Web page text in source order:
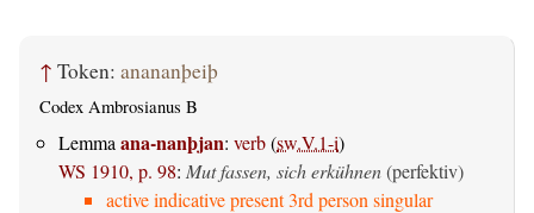
↑ Token: anananþeiþ
Codex Ambrosianus B
Lemma ana-nanþjan: verb(sw.V.1-i)
WS 1910, p. 98: Mut fassen, sich erkühnen(perfektiv)
active indicative present 3rd person singular